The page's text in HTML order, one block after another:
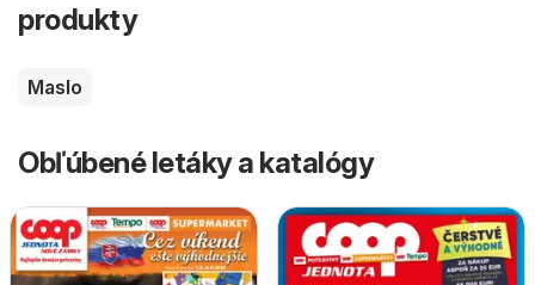
produkty
Maslo
Obľúbené letáky a katalógy